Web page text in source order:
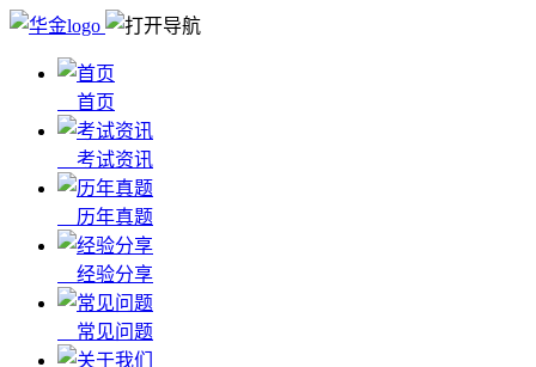
首页
考试资讯
历年真题
经验分享
常见问题